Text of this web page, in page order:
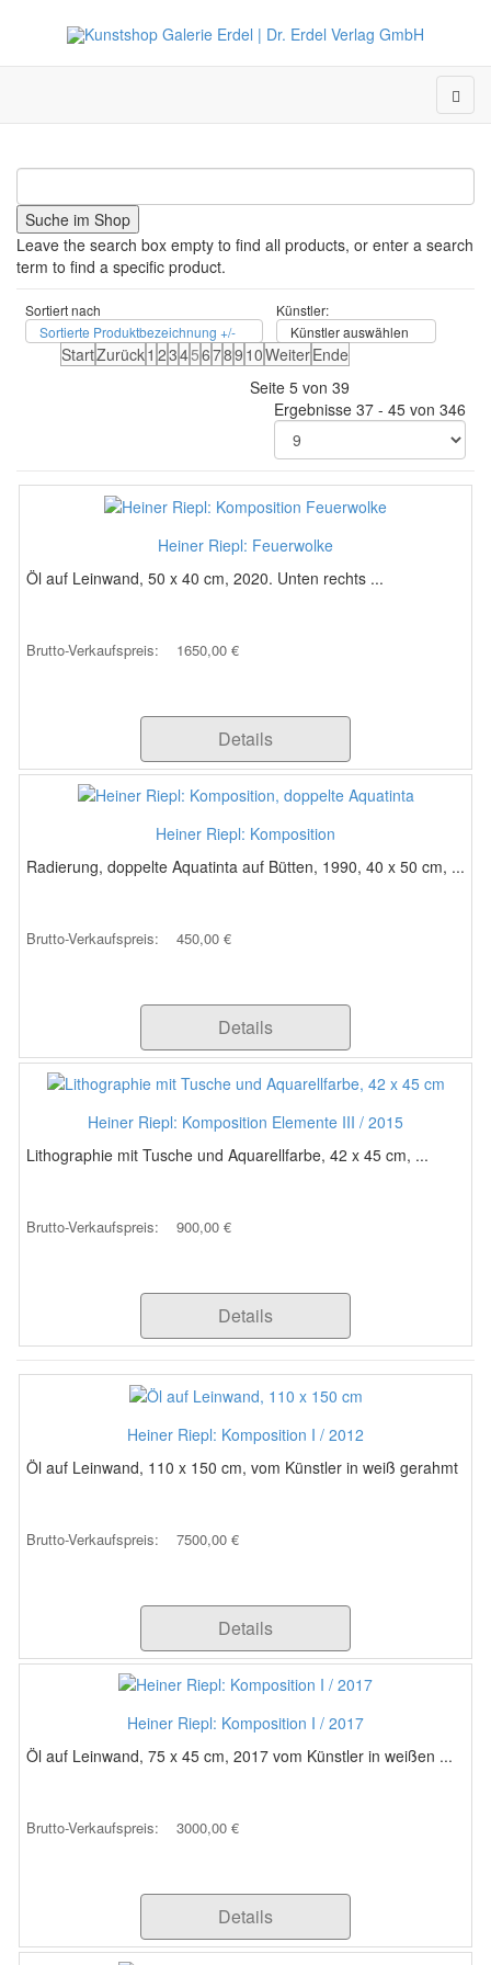
Leave the search box empty to find all products, or enter a search
term to find a specific product.
Sortiert nach
Sortierte Produktbezeichnung +/-
Künstler:
Künstler auswählen
StartZurück1 23456789 10WeiterEnde
Seite 5 von 39
Ergebnisse 37 - 45 von 346
Heiner Riepl: Feuerwolke
Öl auf Leinwand, 50 x 40 cm, 2020. Unten rechts ...
Brutto-Verkaufspreis: 1650,00 €
Details
Heiner Riepl: Komposition
Radierung, doppelte Aquatinta auf Bütten, 1990, 40 x 50 cm, ...
Brutto-Verkaufspreis: 450,00 €
Details
Heiner Riepl: Komposition Elemente III / 2015
Lithographie mit Tusche und Aquarellfarbe, 42 x 45 cm, ...
Brutto-Verkaufspreis: 900,00 €
Details
Heiner Riepl: Komposition I / 2012
Öl auf Leinwand, 110 x 150 cm, vom Künstler in weiß gerahmt
Brutto-Verkaufspreis: 7500,00 €
Details
Heiner Riepl: Komposition I / 2017
Öl auf Leinwand, 75 x 45 cm, 2017 vom Künstler in weißen ...
Brutto-Verkaufspreis: 3000,00 €
Details